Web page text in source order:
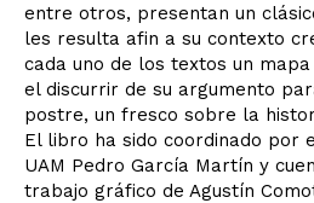
entre otros, presentan un
les resulta afin a su contexto
cada uno de los textos un
el discurrir de su argumento
postre, un fresco sobre la
El libro ha sido coordinado por
UAM Pedro García Martín y
trabajo gráfico de Agustín